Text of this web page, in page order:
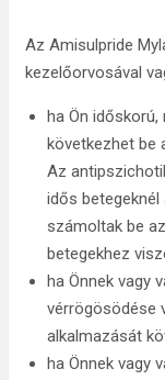
Az Amisulpride
kezelőorvosával
ha Ön időskorú,
következhet be
Az
idős
számoltak be
betegekhez
ha Önnek vagy
vérrögösödése
alkalmazását
ha Önnek vagy